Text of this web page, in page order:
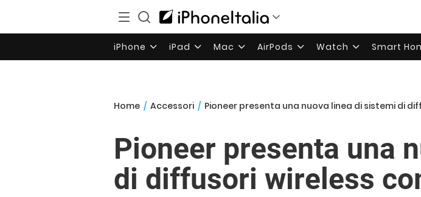
iPhone iPad Mac AirPods Watch Smart
Home / Accessori / Pioneer presenta una nuova linea di sistemi di
Pioneer presenta una
di diffusori wireless